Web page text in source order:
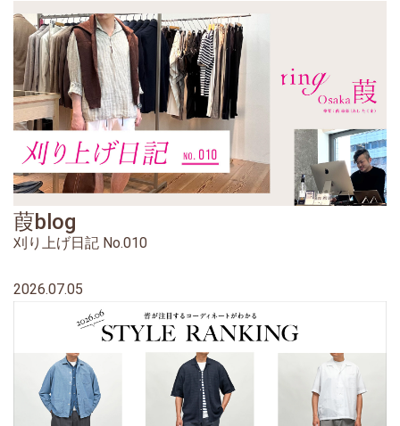
葭blog
刈り上げ日記 No.010
2026.07.05